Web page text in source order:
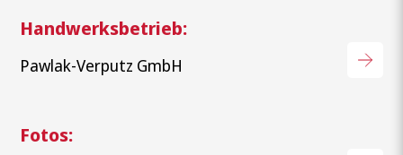
Handwerksbetrieb:
Pawlak-Verputz GmbH
Fotos: